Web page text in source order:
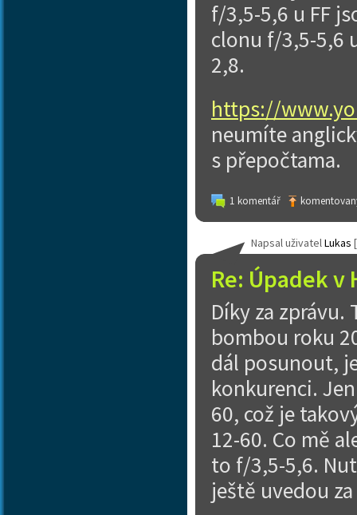
f/3,5-5,6 u FF
clonu f/3,5-5,6
2,8.
https://
neumíte
s přepočtama.
1 komentář
Re: Úpadek
Napsal uživatelLukas [
Díky za zprávu.
bombou roku
dál posunout,
konkurenci.
60, což je
12-60. Co mě
to f/3,5-5,6.
ještě uvedou